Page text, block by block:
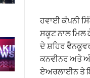
ਹਵਾਈ ਕੰਪਨੀ
ਸਕੂਟ ਨਾਲ ਮਿਲ
ਦੇ ਸ਼ਹਿਰ
ਕਨਵੀਨਰ ਅਤੇ
ਏਅਰਲਾਈਨ ਤੇ